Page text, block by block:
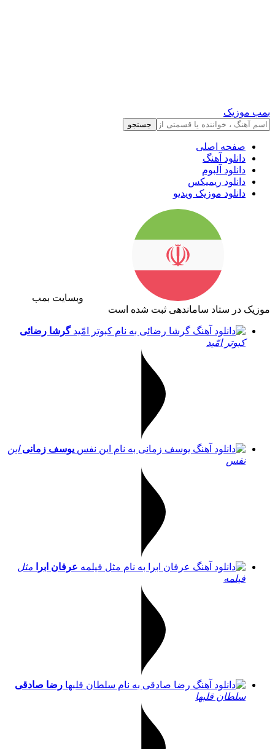
بمب موزیک
جستجو
صفحه اصلی
دانلود آهنگ
دانلود آلبوم
دانلود ریمیکس
دانلود موزیک ویدیو
وبسایت بمب
موزیک در ستاد ساماندهی ثبت شده است
گرشا رضائی
کبوتر امّید
یوسف زمانی این
نفس
عرفان ابرا
مثل
فیلمه
رضا صادقی
سلطان قلبها